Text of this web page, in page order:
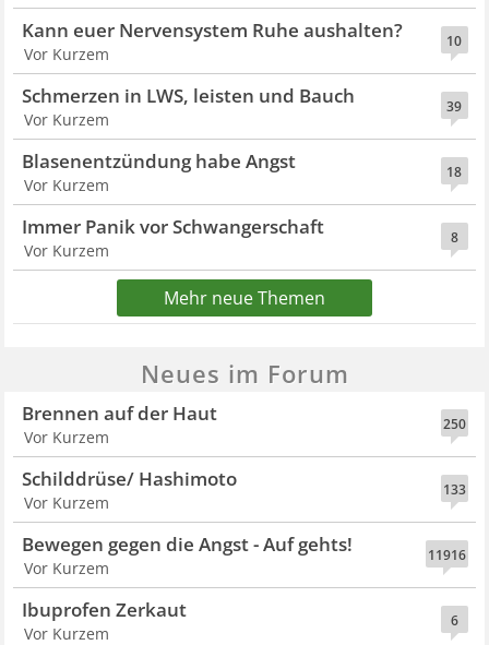
10
Kann euer Nervensystem Ruhe aushalten?
Vor Kurzem
39
Schmerzen in LWS, leisten und Bauch
Vor Kurzem
18
Blasenentzündung habe Angst
Vor Kurzem
8
Immer Panik vor Schwangerschaft
Vor Kurzem
Mehr neue Themen
Neues im Forum
250
Brennen auf der Haut
Vor Kurzem
133
Schilddrüse/ Hashimoto
Vor Kurzem
11916
Bewegen gegen die Angst - Auf gehts!
Vor Kurzem
6
Ibuprofen Zerkaut
Vor Kurzem